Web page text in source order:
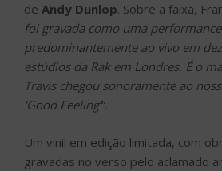
de Andy Dunlop. Sobre a faixa,
foi gravada como uma performance
predominantemente ao vivo em
estúdios da Rak em Londres. É o
Travis chegou sonoramente ao
‘Good Feeling’“.
Um vinil em edição limitada, com
gravadas no verso pelo aclamado